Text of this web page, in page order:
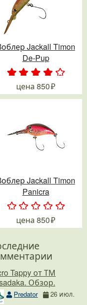
Jackall Timon
De-Pup
. .
цена 850
Jackall Timon
Panicra
. .
цена 850
Tappy от ТМ
Обзор.
Predator 26 июл.